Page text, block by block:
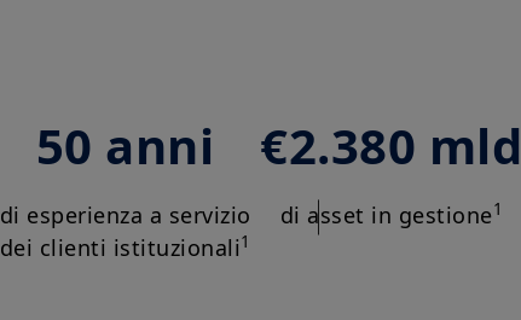
50 anni
di esperienza a servizio
dei clienti istituzionali1
€2.380 mld
di asset in gestione1